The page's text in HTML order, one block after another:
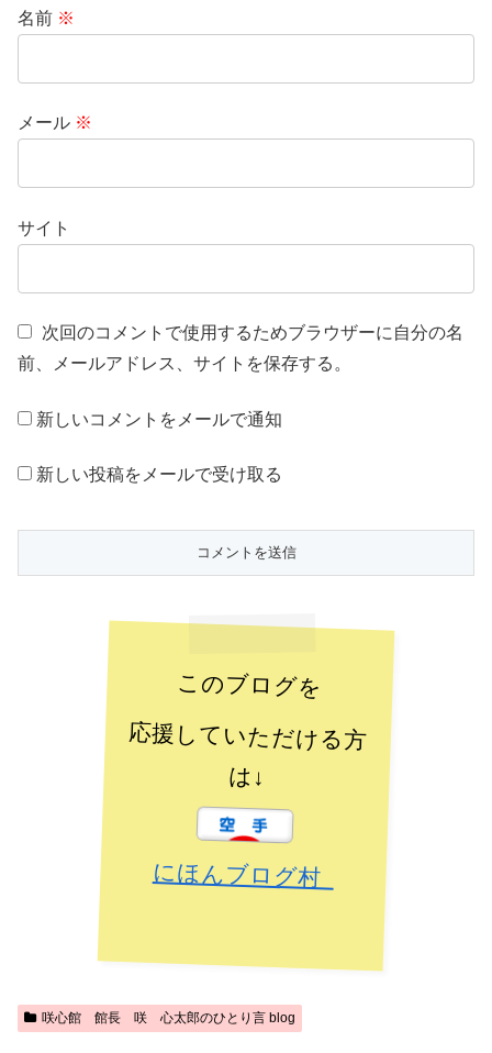
名前 ※
メール ※
サイト
次回のコメントで使用するためブラウザーに自分の名
前、メールアドレス、サイトを保存する。
新しいコメントをメールで通知
新しい投稿をメールで受け取る
このブログを
応援していただける方
は↓
にほんブログ村
咲心館 館長 咲 心太郎のひとり言 blog